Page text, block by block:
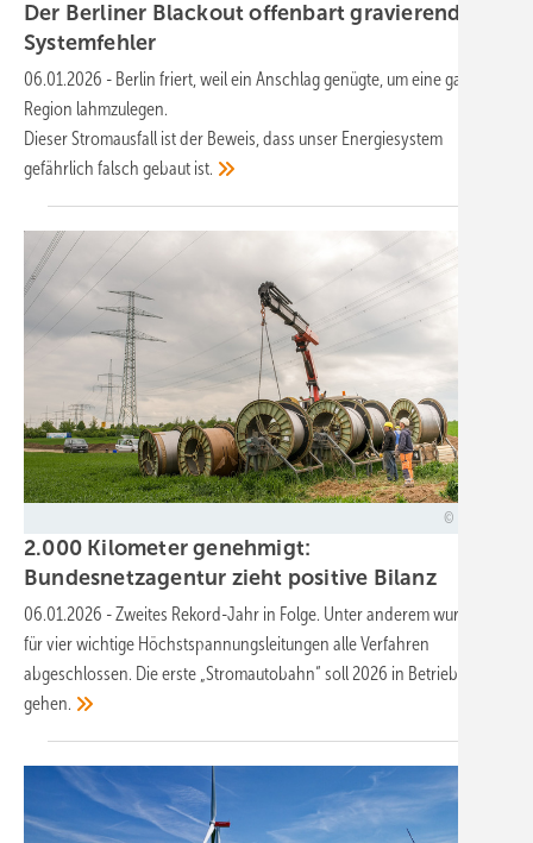
Der Berliner Blackout offenbart gravierende
Systemfehler
06.01.2026 - Berlin friert, weil ein Anschlag genügte, um eine ganze
Region lahmzulegen.
Dieser Stromausfall ist der Beweis, dass unser Energiesystem
gefährlich falsch gebaut ist.
2.000 Kilometer genehmigt:
Bundesnetzagentur zieht positive Bilanz
06.01.2026 -Zweites Rekord-Jahr in Folge. Unter anderem wurden
für vier wichtige Höchstspannungsleitungen alle Verfahren
abgeschlossen. Die erste „Stromautobahn“ soll 2026 in Betrieb
gehen.